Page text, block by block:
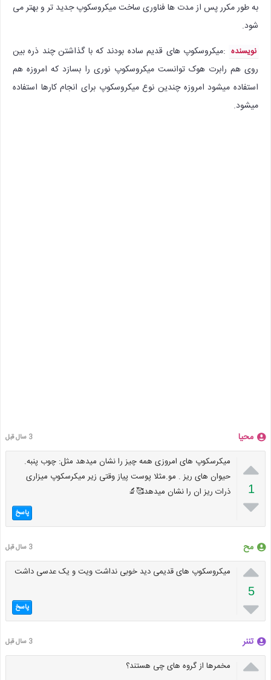
به طور مكرر پس از مدت ها فناورى ساخت ميكروسكوپ جديد تر و بهتر مى
شود.
نویسنده :‌میکروسکوپ های قدیم ساده بودند که با گذاشتن چند ذره بین
روی هم رابرت هوک توانست میکروسکوپ نوری را بسازد که امروزه هم
استفاده میشود امروزه چندین نوع میکروسکوپ برای انجام کارها استفاده
میشود.
محیا 3 سال قبل

1

میکرسکوپ های امروزی همه چیز را نشان میدهد مثل: چوب پنبه.
حیوان های ریز . مو.مثلا پوست پیاز وقتی زیر میکرسکوپ میزاری
ذرات ریز ان را نشان میدهد🥰🔬
پاسخ
مح 3 سال قبل

5

میکروسکوپ های قدیمی دید خوبی نداشت ویت و یک عدسی داشت
پاسخ
تننر 3 سال قبل
 مخمرها از گروه های چی هستند؟